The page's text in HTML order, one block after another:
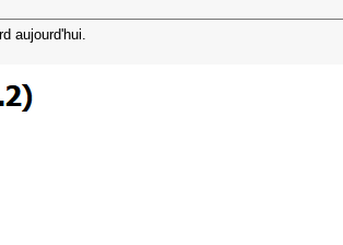
aujourd'hui.